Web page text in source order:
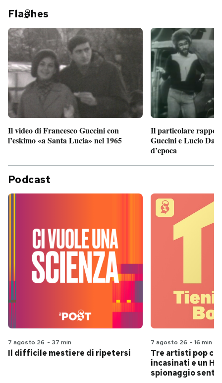
Fla hes
Il video di Francesco Guccini con
l’eskimo «a Santa Lucia» nel 1965
Il particolare
Guccini e Lucio
d’epoca
Podcast
7 agosto 26 - 37 min
Il difficile mestiere di ripetersi
7 agosto 26 - 16 min
Tre artisti pop
incasinati e un
spionaggio